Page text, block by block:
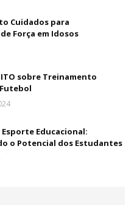
Cuidados para
Força em Idosos
sobre Treinamento
Educacional:
o Potencial dos Estudantes